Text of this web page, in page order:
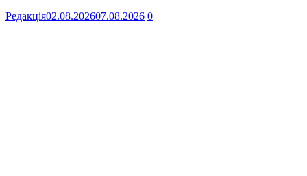
Редакція02.08.202607.08.2026 0